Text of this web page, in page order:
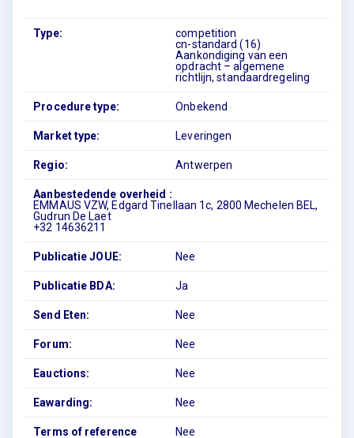
Type:
competition
cn-standard (16)
Aankondiging van een
opdracht – algemene
richtlijn, standaardregeling
Procedure type: Onbekend
Market type: Leveringen
Regio: Antwerpen
Aanbestedende overheid :
EMMAUS VZW, Edgard Tinellaan 1c, 2800 Mechelen BEL,
Gudrun De Laet
+32 14636211
Publicatie JOUE: Nee
Publicatie BDA: Ja
Send Eten: Nee
Forum: Nee
Eauctions: Nee
Eawarding: Nee
Terms of reference
Nee